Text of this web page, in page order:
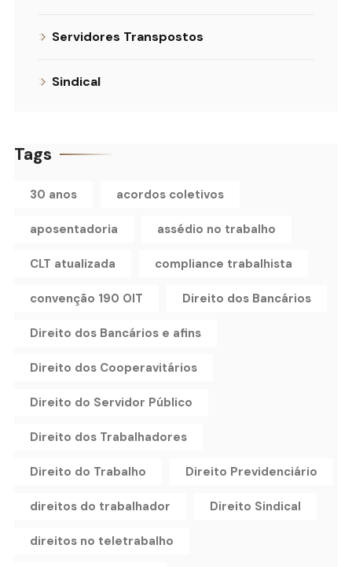
Servidores Transpostos
Sindical
Tags
30 anos acordos coletivos
aposentadoria assédio no trabalho
CLT atualizada compliance trabalhista
convenção 190 OIT Direito dos Bancários
Direito dos Bancários e afins
Direito dos Cooperavitários
Direito do Servidor Público
Direito dos Trabalhadores
Direito do Trabalho Direito Previdenciário
direitos do trabalhador Direito Sindical
direitos no teletrabalho